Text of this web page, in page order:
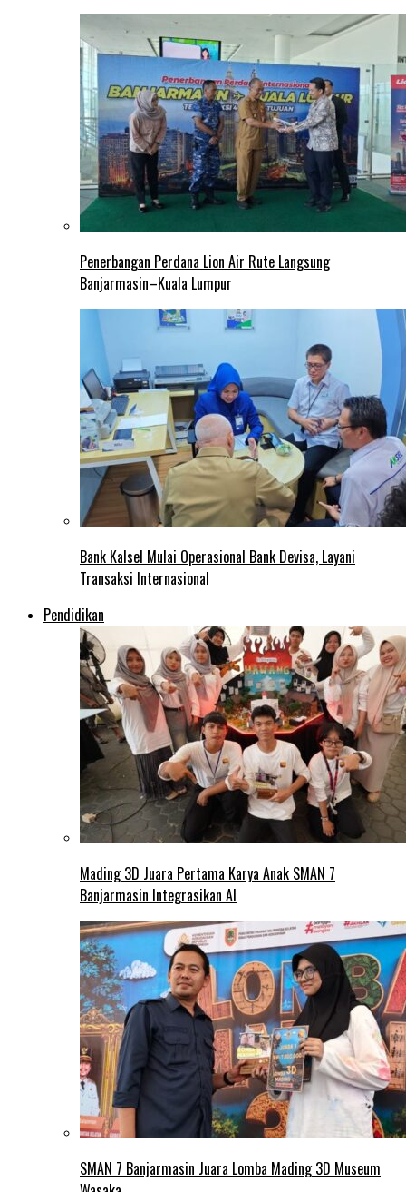
Penerbangan Perdana Lion Air Rute Langsung
Banjarmasin–Kuala Lumpur
Bank Kalsel Mulai Operasional Bank Devisa, Layani
Transaksi Internasional
Pendidikan
Mading 3D Juara Pertama Karya Anak SMAN 7
Banjarmasin Integrasikan AI
SMAN 7 Banjarmasin Juara Lomba Mading 3D Museum